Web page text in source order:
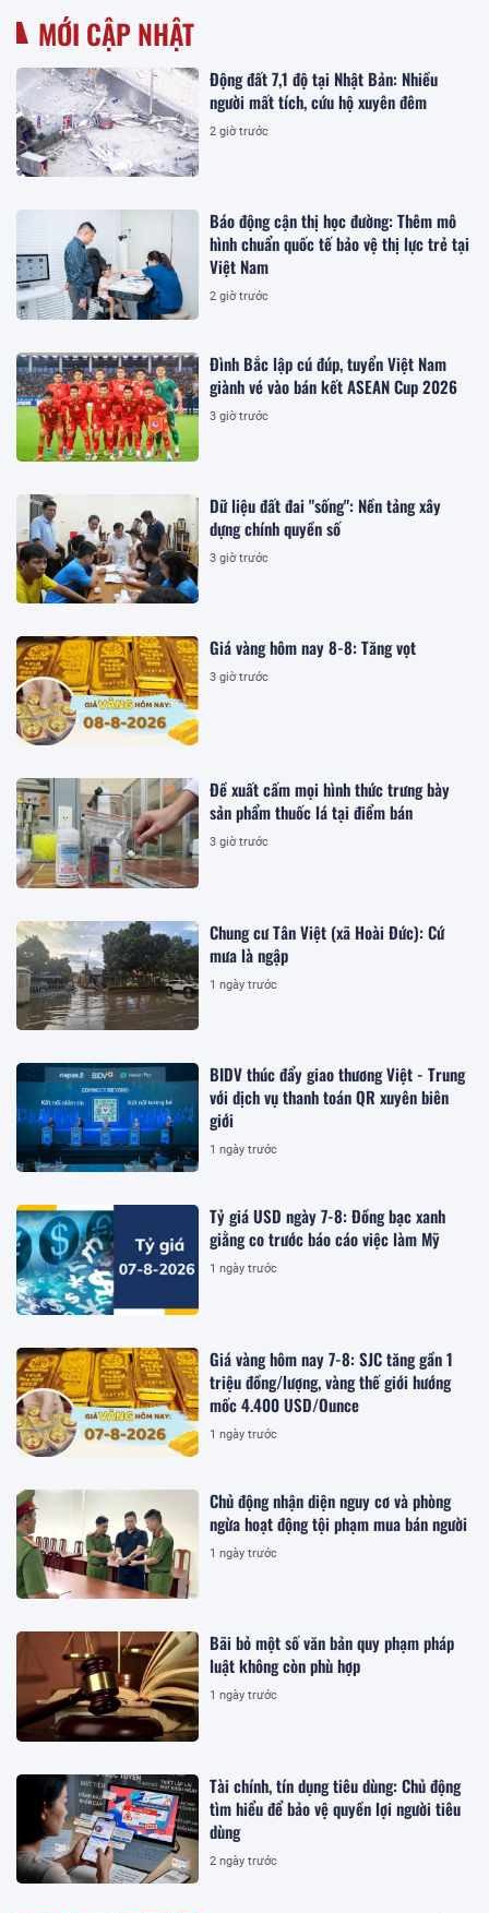
MỚI CẬP NHẬT
Động đất 7,1 độ tại Nhật Bản: Nhiều
người mất tích, cứu hộ xuyên đêm
2 giờ trước
Báo động cận thị học đường: Thêm mô
hình chuẩn quốc tế bảo vệ thị lực trẻ tại
Việt Nam
2 giờ trước
Đình Bắc lập cú đúp, tuyển Việt Nam
giành vé vào bán kết ASEAN Cup 2026
3 giờ trước
Dữ liệu đất đai "sống": Nền tảng xây
dựng chính quyền số
3 giờ trước
Giá vàng hôm nay 8-8: Tăng vọt
3 giờ trước
Đề xuất cấm mọi hình thức trưng bày
sản phẩm thuốc lá tại điểm bán
3 giờ trước
Chung cư Tân Việt (xã Hoài Đức): Cứ
mưa là ngập
1 ngày trước
BIDV thúc đẩy giao thương Việt - Trung
với dịch vụ thanh toán QR xuyên biên
giới
1 ngày trước
Tỷ giá USD ngày 7-8: Đồng bạc xanh
giằng co trước báo cáo việc làm Mỹ
1 ngày trước
Giá vàng hôm nay 7-8: SJC tăng gần 1
triệu đồng/lượng, vàng thế giới hướng
mốc 4.400 USD/Ounce
1 ngày trước
Chủ động nhận diện nguy cơ và phòng
ngừa hoạt động tội phạm mua bán người
1 ngày trước
Bãi bỏ một số văn bản quy phạm pháp
luật không còn phù hợp
1 ngày trước
Tài chính, tín dụng tiêu dùng: Chủ động
tìm hiểu để bảo vệ quyền lợi người tiêu
dùng
2 ngày trước